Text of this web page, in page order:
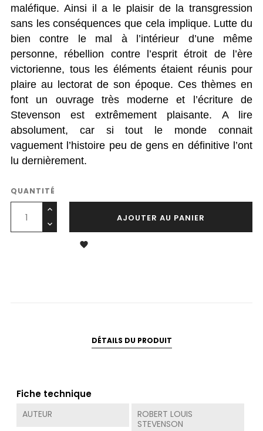
maléfique. Ainsi il a le plaisir de la transgression
sans les conséquences que cela implique. Lutte du
bien contre le mal à l’intérieur d’une même
personne, rébellion contre l’esprit étroit de l’ère
victorienne, tous les éléments étaient réunis pour
plaire au lectorat de son époque. Ces thèmes en
font un ouvrage très moderne et l’écriture de
Stevenson est extrêmement plaisante. A lire
absolument, car si tout le monde connait
vaguement l’histoire peu de gens en définitive l’ont
lu dernièrement.
QUANTITÉ
AJOUTER AU PANIER

DÉTAILS DU PRODUIT
Fiche technique
AUTEUR
ROBERT LOUIS
STEVENSON